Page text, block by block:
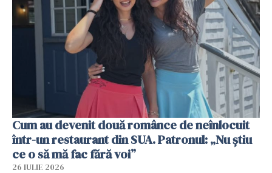
Cum au devenit două românce de neînlocuit
într-un restaurant din SUA. Patronul: „Nu știu
ce o să mă fac fără voi”
26 IULIE 2026